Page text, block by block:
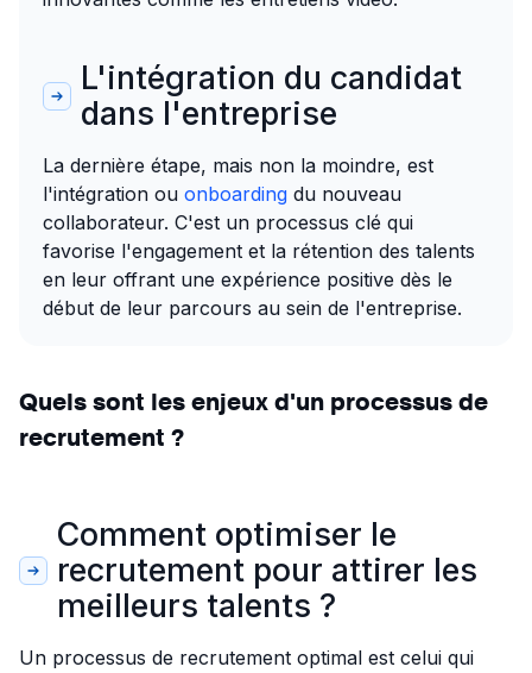
L'intégration du candidat
dans l'entreprise
La dernière étape, mais non la moindre, est
l'intégration ou onboarding du nouveau
collaborateur. C'est un processus clé qui
favorise l'engagement et la rétention des talents
en leur offrant une expérience positive dès le
début de leur parcours au sein de l'entreprise.
Quels sont les enjeux d'un processus de
recrutement ?
Comment optimiser le
recrutement pour attirer les
meilleurs talents ?
Un processus de recrutement optimal est celui qui